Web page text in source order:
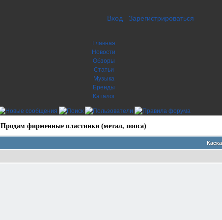
Вход Зарегистрироваться
Главная
Новости
Обзоры
Статьи
Музыка
Бренды
Каталог
Продам фирменные пластинки (метал, попса)